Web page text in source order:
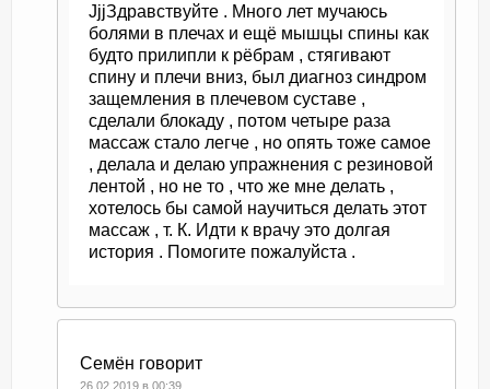
JjjЗдравствуйте . Много лет мучаюсь
болями в плечах и ещё мышцы спины как
будто прилипли к рёбрам , стягивают
спину и плечи вниз, был диагноз синдром
защемления в плечевом суставе ,
сделали блокаду , потом четыре раза
массаж стало легче , но опять тоже самое
, делала и делаю упражнения с резиновой
лентой , но не то , что же мне делать ,
хотелось бы самой научиться делать этот
массаж , т. К. Идти к врачу это долгая
история . Помогите пожалуйста .
Семён говорит
26.02.2019 в 00:39